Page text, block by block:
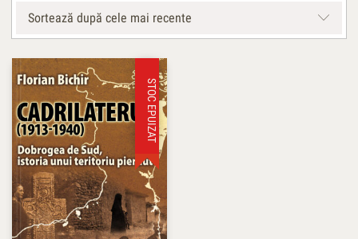
Sortează după cele mai recente
STOC EPUIZAT